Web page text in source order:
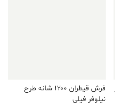
فرش قیطران ۱۲۰۰ شانه طرح
نیلوفر فیلی